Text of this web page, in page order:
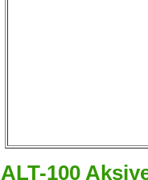
ALT-100